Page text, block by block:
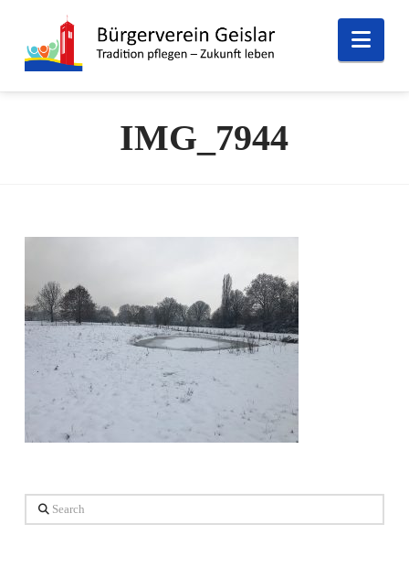
IMG_7944
Search